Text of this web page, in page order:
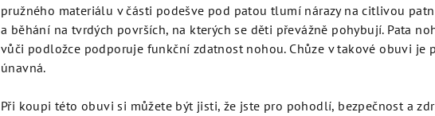
pružného materiálu v části podešve pod patou tlumí nárazy na citlivou
a běhání na tvrdých površích, na kterých se děti převážně pohybují. Pata
vůči podložce podporuje funkční zdatnost nohou. Chůze v takové obuvi je
únavná.
Při koupi této obuvi si můžete být jisti, že jste pro pohodlí, bezpečnost a